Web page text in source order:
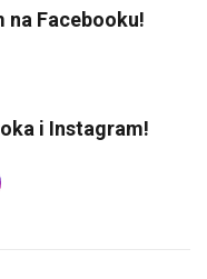
na Facebooku!